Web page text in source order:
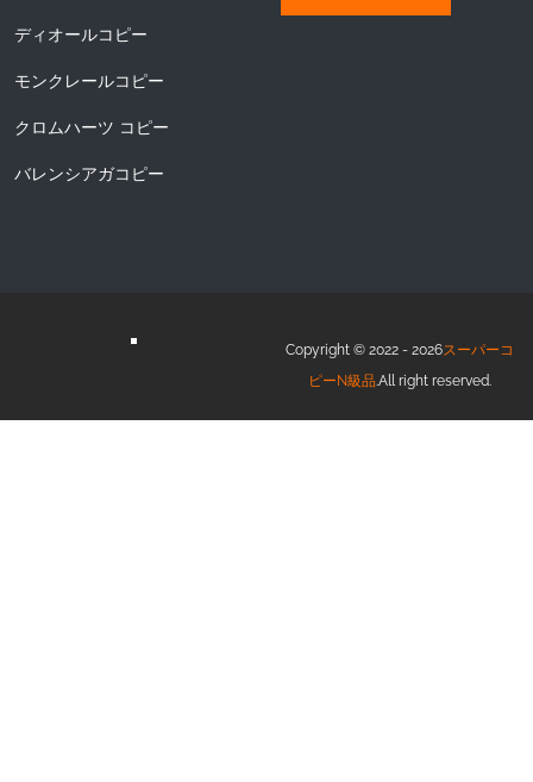
ディオールコピー
モンクレールコピー
クロムハーツ コピー
バレンシアガコピー
Copyright © 2022 - 2026スーパーコ
ピーN級品.All right reserved.